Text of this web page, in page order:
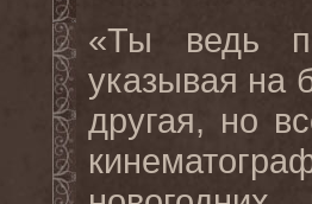
«Ты ведь
указывая на
другая, но